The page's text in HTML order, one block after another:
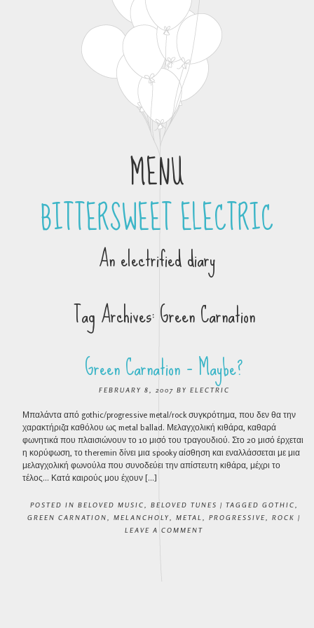
MENU
Skip to contentBITTERSWEET ELECTRIC
An electrified diary
Tag Archives:Green Carnation
Green Carnation – Maybe?
FEBRUARY 8, 2007 BY ELECTRIC
Μπαλάντα από gothic/progressive metal/rock συγκρότημα, που δεν θα την
χαρακτήριζα καθόλου ως metal ballad. Μελαγχολική κιθάρα, καθαρά
φωνητικά που πλαισιώνουν το 1ο μισό του τραγουδιού. Στο 2ο μισό έρχεται
η κορύφωση, το theremin δίνει μια spooky αίσθηση και εναλλάσσεται με μια
μελαγχολική φωνούλα που συνοδεύει την απίστευτη κιθάρα, μέχρι το
τέλος… Κατά καιρούς μου έχουν […]
POSTED IN BELOVED MUSIC BELOVED TUNES | TAGGED GOTHIC
GREEN CARNATION
MELANCHOLY METAL PROGRESSIVE ROCK |
LEAVE A COMMENT
POST NAVIGATION